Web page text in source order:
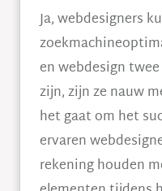
Ja, webdesigners
en webdesign
zijn, zijn ze nauw
het gaat om het
ervaren
rekening houden